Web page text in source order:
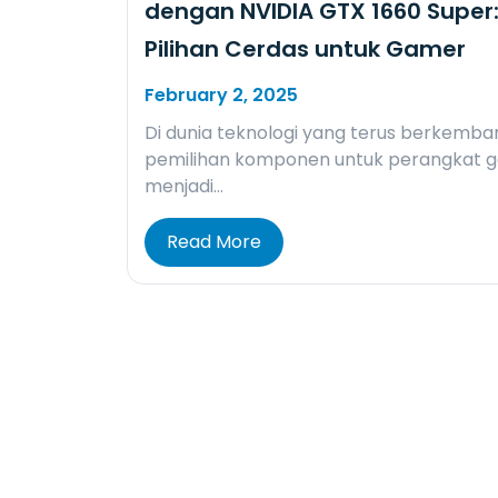
dengan NVIDIA GTX 1660 Super:
Pilihan Cerdas untuk Gamer
February 2, 2025
Di dunia teknologi yang terus
pemilihan komponen untuk perangkat
menjadi…
Read More